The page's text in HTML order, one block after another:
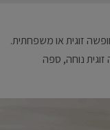
בקומות 3-4 ומתאים לחופשה זוגית או משפחתית.
נוחה, ספה